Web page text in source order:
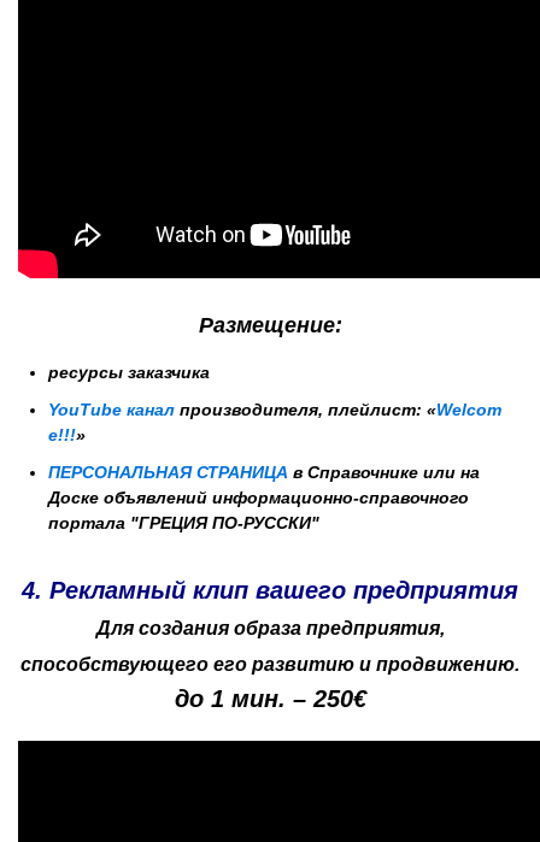
Размещение:
ресурсы заказчика
YouTube канал производителя, плейлист: «Welcom
e!!!»
ПЕРСОНАЛЬНАЯ СТРАНИЦА в Справочнике или на
Доске объявлений информационно-справочного
портала "ГРЕЦИЯ ПО-РУССКИ"
4. Рекламный клип вашего предприятия
Для создания образа предприятия,
способствующего его развитию и продвижению.
до 1 мин. – 250€